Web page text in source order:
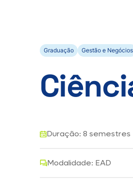
Graduação Gestão e Negócios
Duração: 8 semestres
Modalidade: EAD